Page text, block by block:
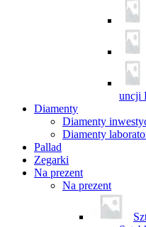
uncji
Diamenty
Diamenty
Diamenty
Pallad
Zegarki
Na prezent
Na prezent